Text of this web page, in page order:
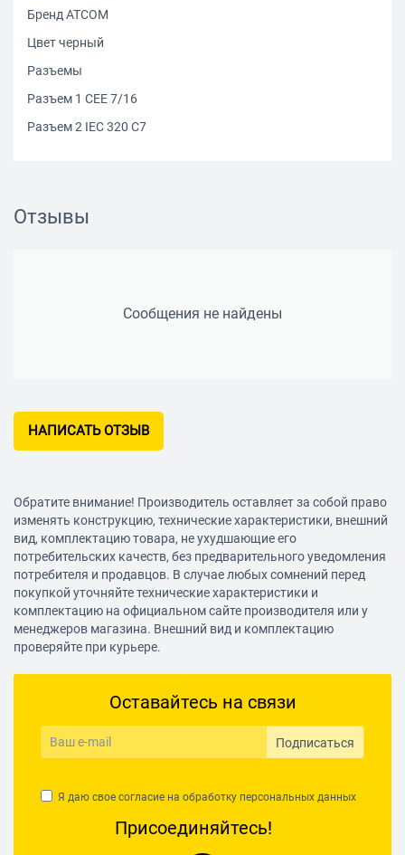
Бренд ATCOM
Цвет черный
Разъемы
Разъем 1 CEE 7/16
Разъем 2 IEC 320 C7
Отзывы
Сообщения не найдены
НАПИСАТЬ ОТЗЫВ
Обратите внимание! Производитель оставляет за собой право
изменять конструкцию, технические характеристики, внешний
вид, комплектацию товара, не ухудшающие его
потребительских качеств, без предварительного уведомления
потребителя и продавцов. В случае любых сомнений перед
покупкой уточняйте технические характеристики и
комплектацию на официальном сайте производителя или у
менеджеров магазина. Внешний вид и комплектацию
проверяйте при курьере.
Оставайтесь на связи
Подписаться
Я даю свое согласие на обработку персональных данных
Присоединяйтесь!